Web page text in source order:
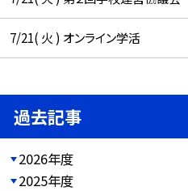
7/21( 火 ) オンライン学活
過去記事
2026年度
2025年度